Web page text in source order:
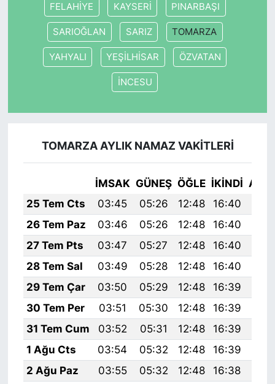
FELAHİYE KAYSERİ PINARBAŞI
SARIOĞLAN SARIZ TOMARZA
YAHYALI YEŞİLHİSAR ÖZVATAN
İNCESU
TOMARZA AYLIK NAMAZ VAKITLERI
İMSAK GÜNEŞ ÖĞLE İKINDI
25 Tem Cts
03:45 05:26 12:48 16:40
26 Tem Paz
03:46 05:26 12:48 16:40
27 Tem Pts
03:47 05:27 12:48 16:40
28 Tem Sal
03:49 05:28 12:48 16:40
29 Tem Çar
03:50 05:29 12:48 16:39
30 Tem Per
03:51 05:30 12:48 16:39
31 Tem Cum
03:52 05:31 12:48 16:39
1 Ağu Cts
03:54 05:32 12:48 16:39
2 Ağu Paz
03:55 05:32 12:48 16:38